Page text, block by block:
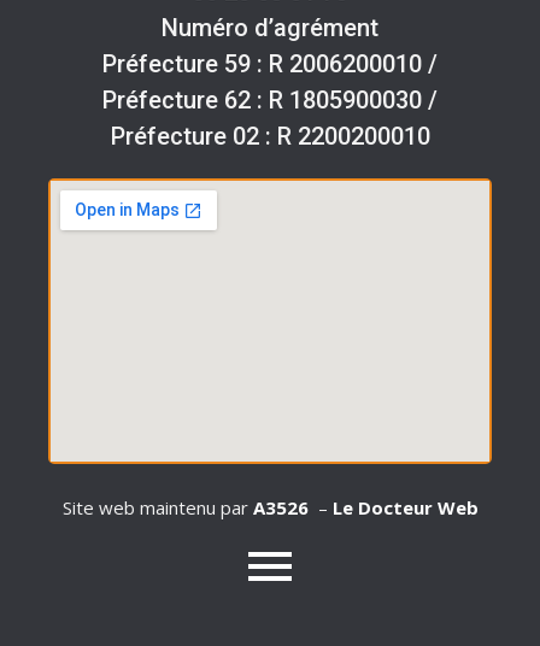
Numéro d’agrément
Préfecture 59 : R 2006200010 /
Préfecture 62 : R 1805900030 /
Préfecture 02 : R 2200200010
Site web maintenu par A3526 – Le Docteur Web